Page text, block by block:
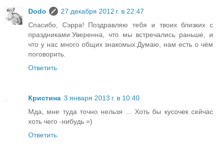
Dodo
27 декабря 2012 г. в 22:47
Спасибо, Сэрра! Поздравляю тебя и твоих близких с
праздниками.Уверенна, что мы встречались раньше, и
что у нас много общих знакомых.Думаю, нам есть о чём
поговорить.
Ответить
Кристина 3 января 2013 г. в 10:40
Мда, мне туда точно нельзя ... Хоть бы кусочек сейчас
хоть чего -нибудь =)
Ответить